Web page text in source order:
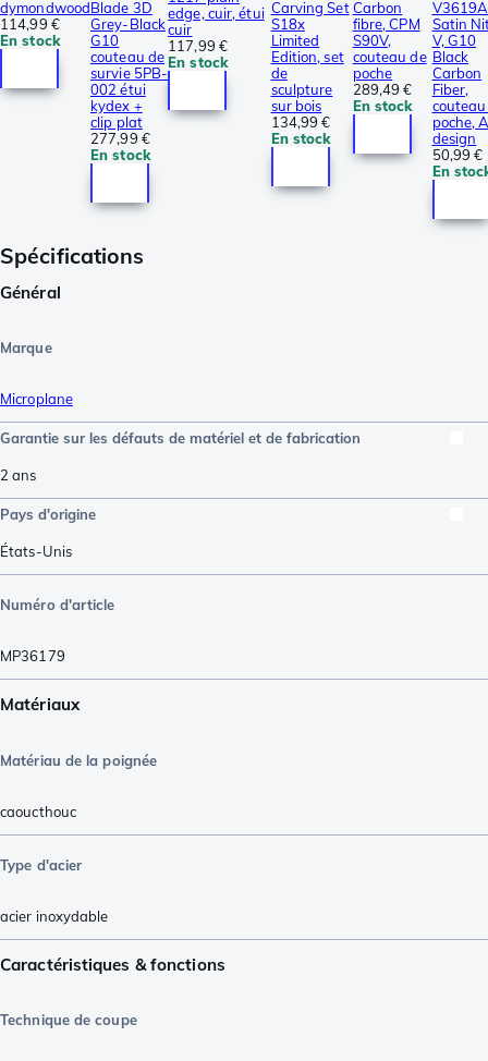
dymondwood
114,99 €
En stock
Blade 3D
Grey-Black
G10
couteau de
survie 5PB-
002 étui
kydex +
clip plat
277,99 €
En stock
edge, cuir, étui
cuir
117,99 €
En stock
Carving Set
S18x
Limited
Edition, set
de
sculpture
sur bois
134,99 €
En stock
Carbon
fibre, CPM
S90V,
couteau de
poche
289,49 €
En stock
Satin
V, G10
Black
Carbon
Fiber,
poche,
design
50,99 €
En
Spécifications
Général
Marque
Microplane
Garantie sur les défauts de matériel et de fabrication
2 ans
Pays d'origine
États-Unis
Numéro d'article
MP36179
Matériaux
Matériau de la poignée
caoucthouc
Type d'acier
acier inoxydable
Caractéristiques & fonctions
Technique de coupe